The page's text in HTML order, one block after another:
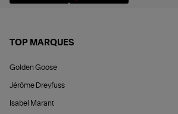
TOP MARQUES
Golden Goose
Jérôme Dreyfuss
Isabel Marant